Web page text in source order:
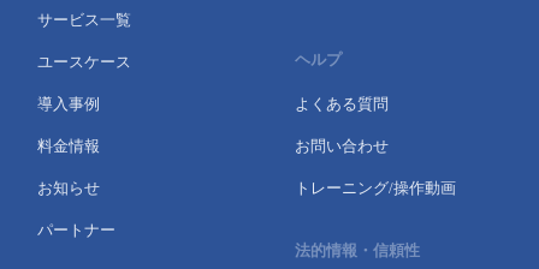
サービス一覧
ユースケース
導入事例
料金情報
お知らせ
パートナー
ヘルプ
よくある質問
お問い合わせ
トレーニング/操作動画
法的情報・信頼性